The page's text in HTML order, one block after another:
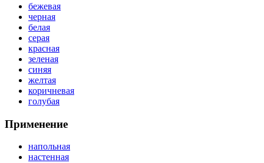
бежевая
черная
белая
серая
красная
зеленая
синяя
желтая
коричневая
голубая
Применение
напольная
настенная